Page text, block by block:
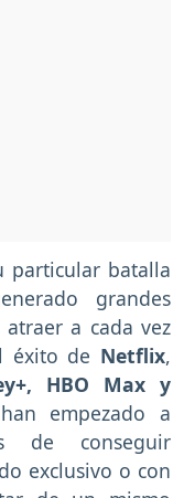
particular batalla
grandes
a cada vez
éxito de Netflix,
HBO Max y
empezado a
de conseguir
exclusivo o con